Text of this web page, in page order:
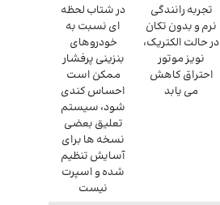
تجربه رانندگی
نرم و بدون تکان
در حالت الکتریک،
نویز موتور
احتراق کاهش
می یابد
در شتاب لحظه
ای نسبت به
خودروهای
بنزینی پرفشار
ممکن است
احساس کندی
شود، سیستم
تعلیق بعضی
نسخه ها برای
آسایش تنظیم
شده و اسپرت
نیست